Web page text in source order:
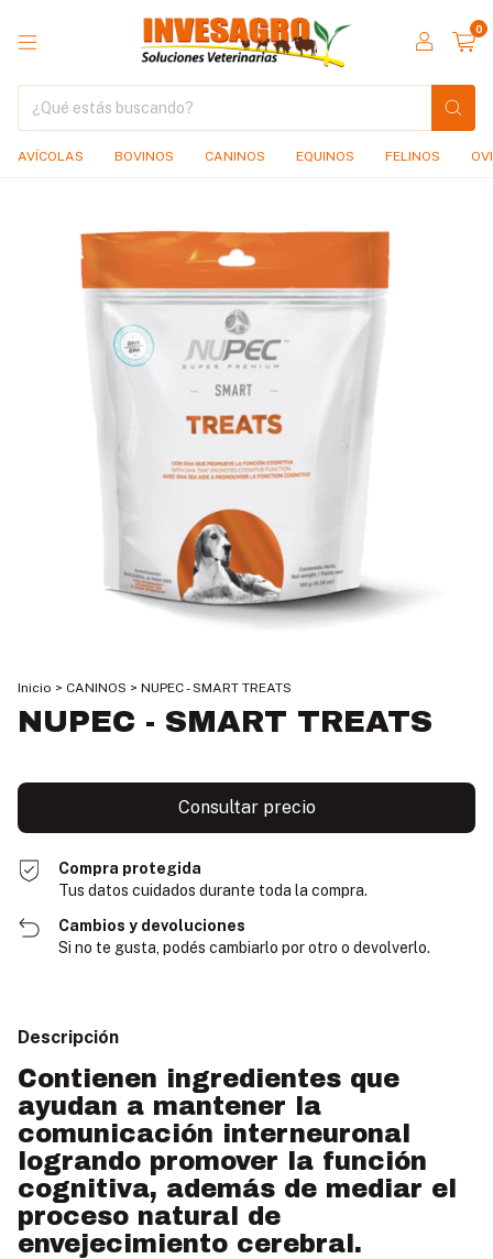
0
AVÍCOLAS BOVINOS CANINOS EQUINOS FELINOS
Inicio > CANINOS > NUPEC - SMART TREATS
NUPEC - SMART TREATS
Compra protegida
Tus datos cuidados durante toda la compra.
Cambios y devoluciones
Si no te gusta, podés cambiarlo por otro o devolverlo.
Descripción
Contienen ingredientes que
ayudan a mantener la
comunicación interneuronal
logrando promover la función
cognitiva, además de mediar el
proceso natural de
envejecimiento cerebral.